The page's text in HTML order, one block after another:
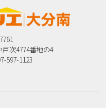
次4774番地の4
597-1123